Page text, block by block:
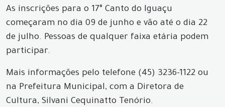
As inscrições para o 17° Canto do Iguaçu
começaram no dia 09 de junho e vão até o dia 22
de julho. Pessoas de qualquer faixa etária podem
participar.
Mais informações pelo telefone (45) 3236-1122 ou
na Prefeitura Municipal, com a Diretora de
Cultura, Silvani Cequinatto Tenório.